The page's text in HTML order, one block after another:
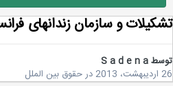
و سازمان زندانهای فرانسه
S a d e n a
درحقوق بین الملل